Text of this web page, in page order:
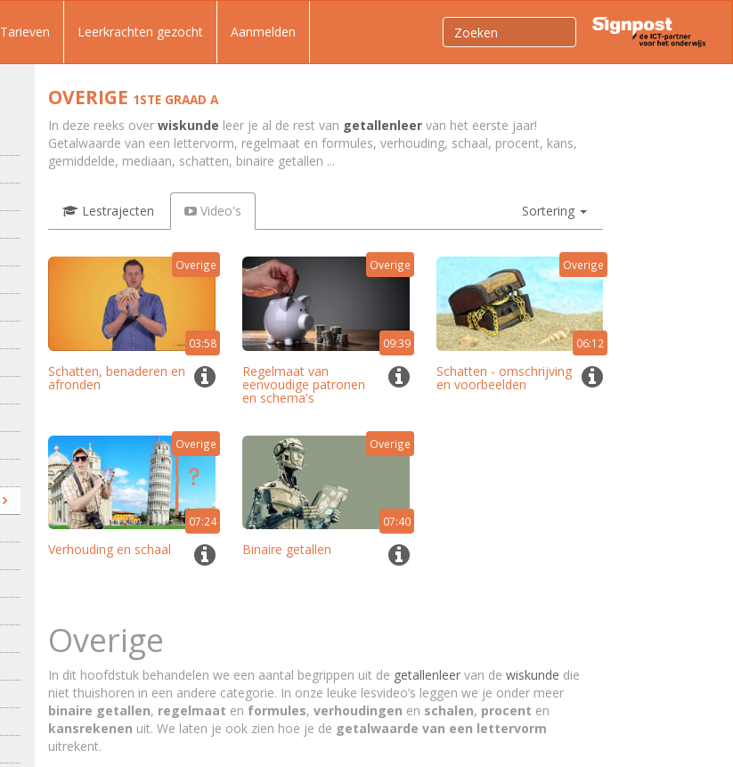
Tarieven Leerkrachten gezocht Aanmelden
OVERIGE 1STE GRAAD A
In deze reeks over wiskunde leer je al de rest van getallenleer van het eerste jaar!
Getalwaarde van een lettervorm, regelmaat en formules, verhouding, schaal, procent, kans,
gemiddelde, mediaan, schatten, binaire getallen ...
Lestrajecten Video's Sortering
Overige
03:58
Schatten, benaderen en
afronden
Overige
09:39
Regelmaat van
eenvoudige patronen
en schema's
Overige
06:12
Schatten - omschrijving
en voorbeelden
Overige
07:24
Verhouding en schaal
Overige
07:40
Binaire getallen
Overige
In dit hoofdstuk behandelen we een aantal begrippen uit de getallenleer van de wiskunde die
niet thuishoren in een andere categorie. In onze leuke lesvideo’s leggen we je onder meer
binaire getallen, regelmaat en formules, verhoudingen en schalen, procent en
kansrekenen uit. We laten je ook zien hoe je de getalwaarde van een lettervorm
uitrekent.